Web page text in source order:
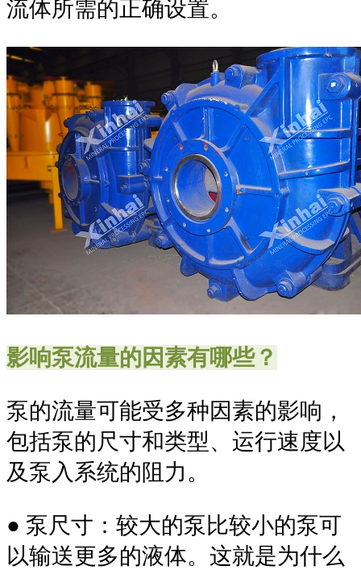
流体所需的正确设置。
影响泵流量的因素有哪些？
泵的流量可能受多种因素的影响，
包括泵的尺寸和类型、运行速度以
及泵入系统的阻力。
● 泵尺寸：较大的泵比较小的泵可
以输送更多的液体。这就是为什么